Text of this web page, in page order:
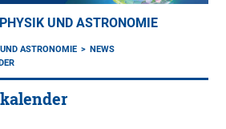
UND ASTRONOMIE
ASTRONOMIE
NEWS